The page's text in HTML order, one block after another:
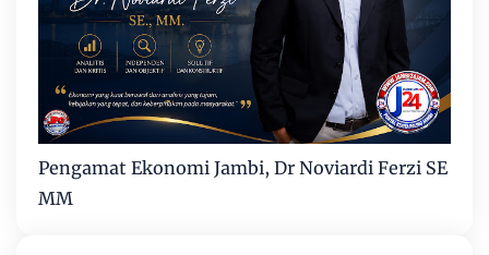
Pengamat Ekonomi Jambi, Dr Noviardi Ferzi SE
MM